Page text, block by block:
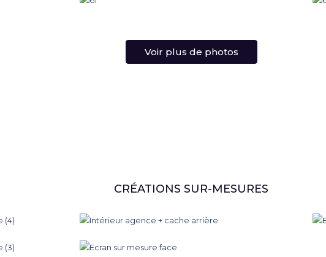
Voir plus de photos
CRÉATIONS SUR-MESURES